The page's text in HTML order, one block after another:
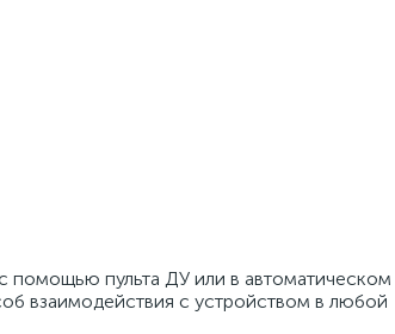
помощью пульта ДУ или в автоматическом
взаимодействия с устройством в любой